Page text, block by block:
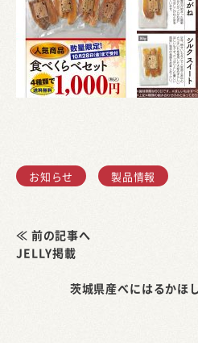
お知らせ 製品情報
≪ 前の記事へ
JELLY掲載
茨城県産べにはるかほ